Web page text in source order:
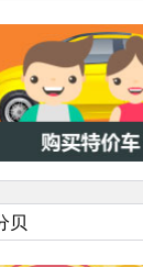
贝